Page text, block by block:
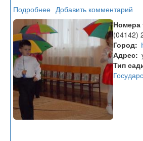
Подробнее
Детский
сад
"Калинка"
Добавить комментарий
Номера
(04142)
Город
Адрес
Тип